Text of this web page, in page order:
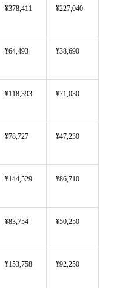
¥378,411 ¥227,040
¥64,493 ¥38,690
¥118,393 ¥71,030
¥78,727 ¥47,230
¥144,529 ¥86,710
¥83,754 ¥50,250
¥153,758 ¥92,250